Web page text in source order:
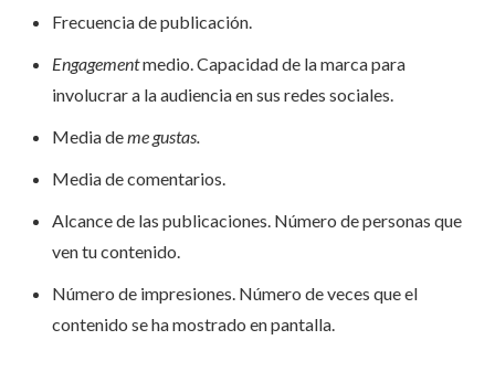
Frecuencia de publicación.
Engagementmedio. Capacidad de la marca para
involucrar a la audiencia en sus redes sociales.
Media deme gustas.
Media de comentarios.
Alcance de las publicaciones. Número de personas que
ven tu contenido.
Número de impresiones. Número de veces que el
contenido se ha mostrado en pantalla.